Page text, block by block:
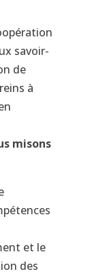
savoir-
de
à
misons
et le
des